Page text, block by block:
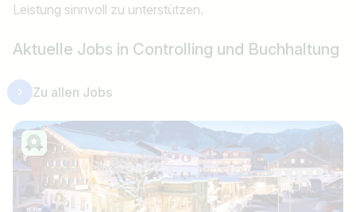
Leistung sinnvoll zu unterstützen.
Aktuelle Jobs in Controlling und Buchhaltung
Zu allen Jobs